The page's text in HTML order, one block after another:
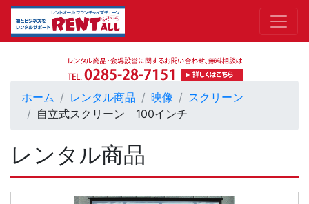
ホーム レンタル商品 映像
スクリーン
自立式スクリーン 100インチ
レンタル商品